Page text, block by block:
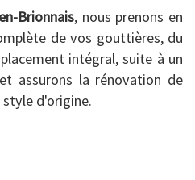
Brionnais, nous prenons en
de vos gouttières, du
intégral, suite à un
assurons la rénovation de
d'origine.